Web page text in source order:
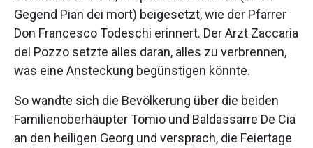
Gegend Pian dei mort) beigesetzt, wie der Pfarrer
Don Francesco Todeschi erinnert. Der Arzt Zaccaria
del Pozzo setzte alles daran, alles zu verbrennen,
was eine Ansteckung begünstigen könnte.
So wandte sich die Bevölkerung über die beiden
Familienoberhäupter Tomio und Baldassarre De Cia
an den heiligen Georg und versprach, die Feiertage